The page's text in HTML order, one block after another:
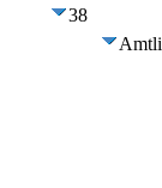
38